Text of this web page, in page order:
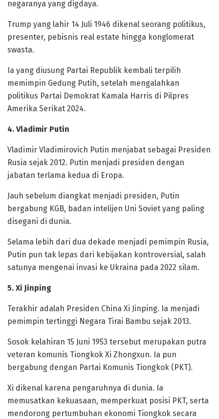
negaranya yang digdaya.
Trump yang lahir 14 Juli 1946 dikenal seorang politikus,
presenter, pebisnis real estate hingga konglomerat
swasta.
Ia yang diusung Partai Republik kembali terpilih
memimpin Gedung Putih, setelah mengalahkan
politikus Partai Demokrat Kamala Harris di Pilpres
Amerika Serikat 2024.
4. Vladimir Putin
Vladimir Vladimirovich Putin menjabat sebagai Presiden
Rusia sejak 2012. Putin menjadi presiden dengan
jabatan terlama kedua di Eropa.
Jauh sebelum diangkat menjadi presiden, Putin
bergabung KGB, badan intelijen Uni Soviet yang paling
disegani di dunia.
Selama lebih dari dua dekade menjadi pemimpin Rusia,
Putin pun tak lepas dari kebijakan kontroversial, salah
satunya mengenai invasi ke Ukraina pada 2022 silam.
5. Xi Jinping
Terakhir adalah Presiden China Xi Jinping. Ia menjadi
pemimpin tertinggi Negara Tirai Bambu sejak 2013.
Sosok kelahiran 15 Juni 1953 tersebut merupakan putra
veteran komunis Tiongkok Xi Zhongxun. Ia pun
bergabung dengan Partai Komunis Tiongkok (PKT).
Xi dikenal karena pengaruhnya di dunia. Ia
memusatkan kekuasaan, memperkuat posisi PKT, serta
mendorong pertumbuhan ekonomi Tiongkok secara